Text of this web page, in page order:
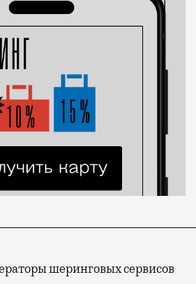
шеринговых сервисов